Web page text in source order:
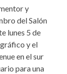
y
del Salón
lunes 5 de
y el
en el sur
para una